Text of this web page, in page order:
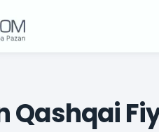
Qashqai